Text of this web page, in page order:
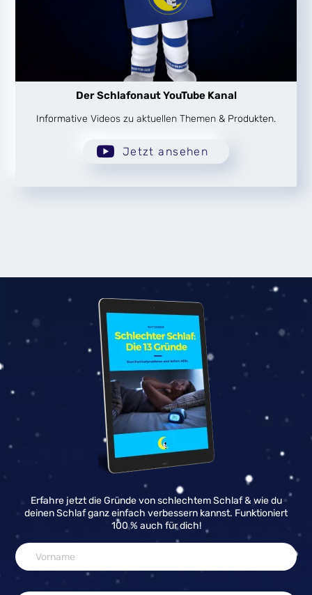
Der Schlafonaut YouTube Kanal
Informative Videos zu aktuellen Themen & Produkten.
 Jetzt ansehen
Erfahre jetzt die Gründe von schlechtem Schlaf & wie du
deinen Schlaf ganz einfach verbessern kannst. Funktioniert
100 % auch für dich!